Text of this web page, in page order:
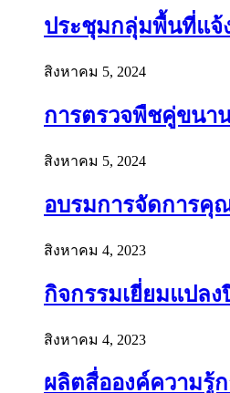
ประชุมกลุ่มพื้นที่แจ้
สิงหาคม 5, 2024
การตรวจพืชคู่ขนา
สิงหาคม 5, 2024
อบรมการจัดการคุณ
สิงหาคม 4, 2023
กิจกรรมเยี่ยมแปลง
สิงหาคม 4, 2023
ผลิตสื่อองค์ความรู้